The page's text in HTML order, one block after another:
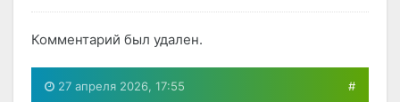
Комментарий был удален.
27 апреля 2026, 17:55 #